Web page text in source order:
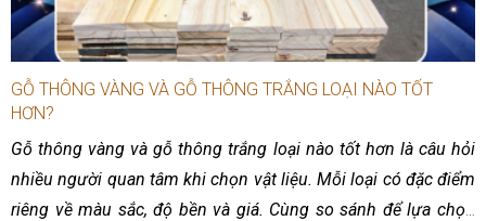
GỖ THÔNG VÀNG VÀ GỖ THÔNG TRẮNG LOẠI NÀO TỐT
HƠN?
Gỗ thông vàng và gỗ thông trắng loại nào tốt hơn là câu hỏi
nhiều người quan tâm khi chọn vật liệu. Mỗi loại có đặc điểm
riêng về màu sắc, độ bền và giá. Cùng so sánh để lựa chọn